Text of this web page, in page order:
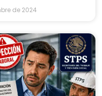
de 2024